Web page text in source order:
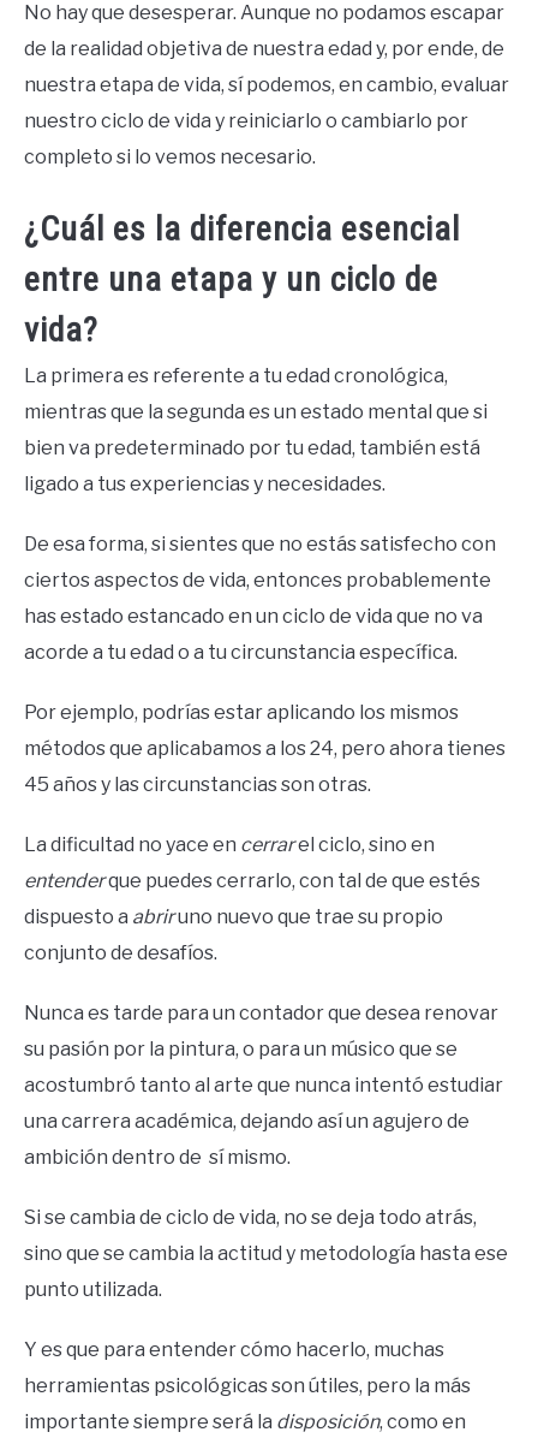
No hay que desesperar. Aunque no podamos escapar
de la realidad objetiva de nuestra edad y, por ende, de
nuestra etapa de vida, sí podemos, en cambio, evaluar
nuestro ciclo de vida y reiniciarlo o cambiarlo por
completo si lo vemos necesario.
¿Cuál es la diferencia esencial
entre una etapa y un ciclo de
vida?
La primera es referente a tu edad cronológica,
mientras que la segunda es un estado mental que si
bien va predeterminado por tu edad, también está
ligado a tus experiencias y necesidades.
De esa forma, si sientes que no estás satisfecho con
ciertos aspectos de vida, entonces probablemente
has estado estancado en un ciclo de vida que no va
acorde a tu edad o a tu circunstancia específica.
Por ejemplo, podrías estar aplicando los mismos
métodos que aplicabamos a los 24, pero ahora tienes
45 años y las circunstancias son otras.
La dificultad no yace en cerrarel ciclo, sino en
entenderque puedes cerrarlo, con tal de que estés
dispuesto a abriruno nuevo que trae su propio
conjunto de desafíos.
Nunca es tarde para un contador que desea renovar
su pasión por la pintura, o para un músico que se
acostumbró tanto al arte que nunca intentó estudiar
una carrera académica, dejando así un agujero de
ambición dentro de sí mismo.
Si se cambia de ciclo de vida, no se deja todo atrás,
sino que se cambia la actitud y metodología hasta ese
punto utilizada.
Y es que para entender cómo hacerlo, muchas
herramientas psicológicas son útiles, pero la más
importante siempre será la disposición, como en